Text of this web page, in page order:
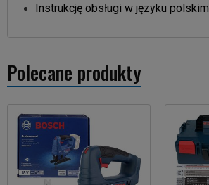
Instrukcję obsługi w języku polskim
Polecane produkty